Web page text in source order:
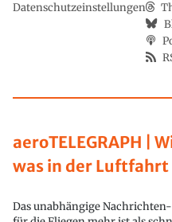
aeroTELEGRAPH |
was in der
Das unabhängige
Datenschutzeinstellungen